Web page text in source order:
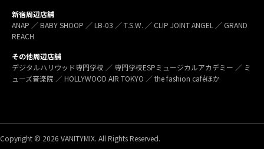
新宿周辺店舗
ANAP ／ BABY SHOOP ／ LB-03 ／ T.S.W. ／ CLIP JOINT ANGEL ／ GRAND
REACH
その他周辺店舗
デジタルハリウッド専門学校 ／ 専門学校ESPミュージカルアカデミー ／ ミ
ューズ音楽院 ／ HOLLYWOOD AIR TOKYO ／ the fashion caféほか
Copyright © 2026 VANITYMIX. All Rights Reserved.